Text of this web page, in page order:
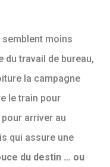
moins
du travail de bureau,
la campagne
le train pour
arriver au
qui assure une
du destin … ou